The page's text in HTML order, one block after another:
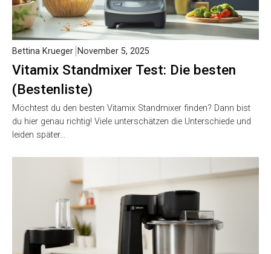
Vitamix Standmixer Test: Die besten
(Bestenliste)
Bettina Krueger November 5, 2025
Möchtest du den besten Vitamix Standmixer finden? Dann bist
du hier genau richtig! Viele unterschätzen die Unterschiede und
leiden später…